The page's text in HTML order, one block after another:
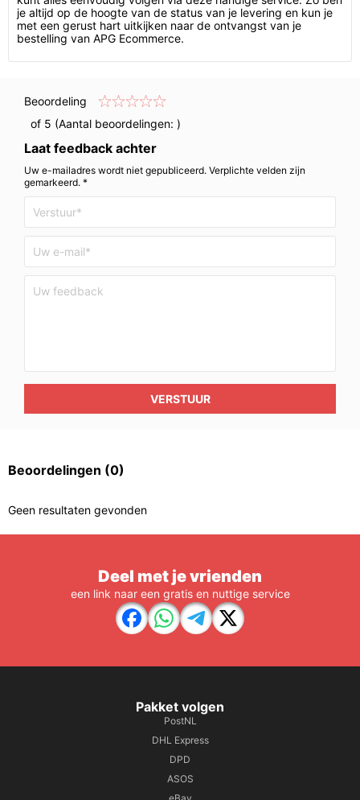
je altijd op de hoogte van de status van je levering en kun je
met een gerust hart uitkijken naar de ontvangst van je
bestelling van APG Ecommerce.
Beoordeling
of 5 (Aantal beoordelingen: )
Laat feedback achter
Uw e-mailadres wordt niet gepubliceerd. Verplichte velden zijn
gemarkeerd. *
VERSTUUR
Beoordelingen (0)
Geen resultaten gevonden
Deel met je vrienden
een link naar een gratis en nuttige service
Pakket volgen
PostNL
DHL Express
DPD
ASOS